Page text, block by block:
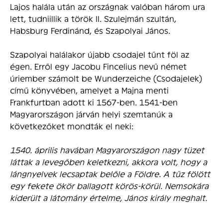
Lajos halála után az országnak valóban három ura
lett, tudniillik a török II. Szulejmán szultán,
Habsburg Ferdinánd, és Szapolyai János.
Szapolyai halálakor újabb csodajel tűnt föl az
égen. Erről egy Jacobu Fincelius nevű német
úriember számolt be Wunderzeiche (Csodajelek)
című könyvében, amelyet a Majna menti
Frankfurtban adott ki 1567-ben. 1541-ben
Magyarországon járván helyi szemtanúk a
következőket mondták el neki:
1540. április havában Magyarországon nagy tüzet
láttak a levegőben keletkezni, akkora volt, hogy a
lángnyelvek lecsaptak belőle a Földre. A tűz fölött
egy fekete ökör ballagott körös-körül. Nemsokára
kiderült a látomány értelme, János király meghalt.